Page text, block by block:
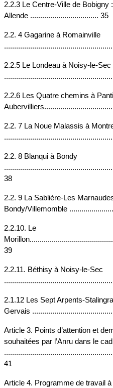
2.2.3 Le Centre-Ville de Bobigny
Allende .................................. 35
2.2. 4 Gagarine à Romainville
2.2.5 Le Londeau à Noisy-le-Sec
2.2.6 Les Quatre chemins à
2.2. 7 La Noue Malassis à
2.2. 8 Blanqui à Bondy
38
2.2. 9 La Sablière-Les
Bondy/Villemomble
2.2.10. Le
39
2.2.11. Béthisy à Noisy-le-Sec
2.1.12 Les Sept Arpents-
Gervais
Article 3. Points d’attention et
souhaitées par l’Anru dans le
41
Article 4. Programme de travail